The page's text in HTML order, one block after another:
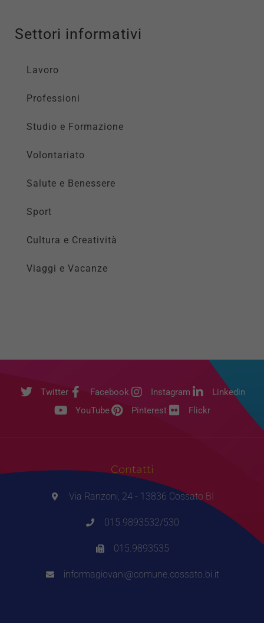
Settori informativi
Lavoro
Professioni
Studio e Formazione
Volontariato
Salute e Benessere
Sport
Cultura e Creatività
Viaggi e Vacanze
Twitter Facebook Instagram
Linkedin
YouTube
Pinterest Flickr
Contatti
Via Ranzoni, 24 - 13836 Cossato BI
015.9893532/530
015.9893535
informagiovani@comune.cossato.bi.it